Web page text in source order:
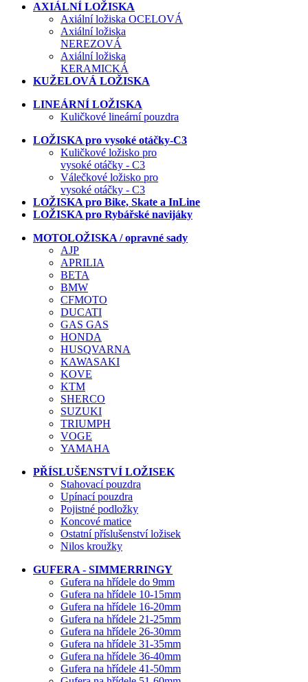
AXIÁLNÍ LOŽISKA
Axiální ložiska OCELOVÁ
Axiální ložiska
NEREZOVÁ
Axiální ložiska
KERAMICKÁ
KUŽELOVÁ LOŽISKA
LINEÁRNÍ LOŽISKA
Kuličkové lineární pouzdra
LOŽISKA pro vysoké otáčky-C3
Kuličkové ložisko pro
vysoké otáčky - C3
Válečkové ložisko pro
vysoké otáčky - C3
LOŽISKA pro Bike, Skate a InLine
LOŽISKA pro Rybářské navijáky
MOTOLOŽISKA / opravné sady
AJP
APRILIA
BETA
BMW
CFMOTO
DUCATI
GAS GAS
HONDA
HUSQVARNA
KAWASAKI
KOVE
KTM
SHERCO
SUZUKI
TRIUMPH
VOGE
YAMAHA
PŘÍSLUŠENSTVÍ LOŽISEK
Stahovací pouzdra
Upínací pouzdra
Pojistné podložky
Koncové matice
Ostatní příslušenství ložisek
Nilos kroužky
GUFERA - SIMMERRINGY
Gufera na hřídele do 9mm
Gufera na hřídele 10-15mm
Gufera na hřídele 16-20mm
Gufera na hřídele 21-25mm
Gufera na hřídele 26-30mm
Gufera na hřídele 31-35mm
Gufera na hřídele 36-40mm
Gufera na hřídele 41-50mm